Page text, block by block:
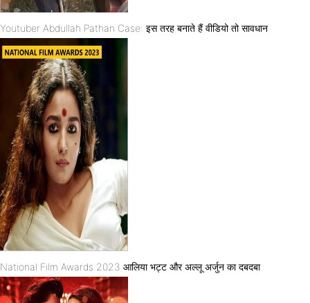
Youtuber Abdullah Pathan Case: इस तरह बनाते हैं वीडियो तो सावधान
National Film Awards 2023 आलिया भट्ट और अल्लू अर्जुन का दबदबा